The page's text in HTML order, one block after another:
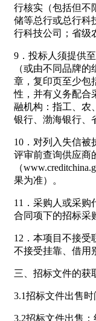
行核实（包括但不
储等总行或总行科
行科技公司；省级
9．投标人须提供
（或由不同品牌
章，复印页至少包
性，并有义务配合
融机构：指工、农
银行、渤海银行、
10．对列入失信
评审前查询供应商
（
果为准）。
11．采购人或采购
合同项下的招标采
12．本项目不接受
不接受挂靠、借用
三、招标文件的获
3.1招标文件出售时
3.2招标文件出售：